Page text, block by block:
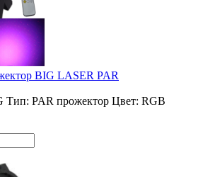
BIG LASER PAR
Тип: PAR прожектор Цвет: RGB